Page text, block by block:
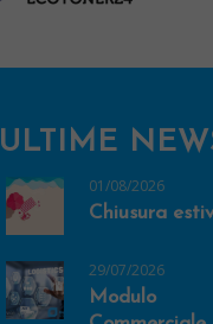
ULTIME
01/08/2026
Chiusura
29/07/2026
Modulo